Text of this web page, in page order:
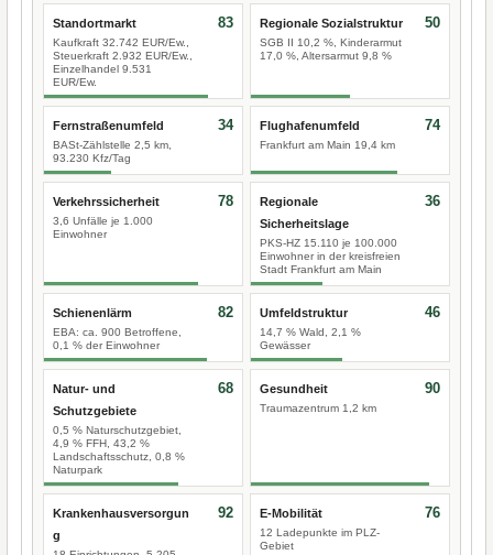
Standortmarkt
Kaufkraft 32.742 EUR/Ew.,
Steuerkraft 2.932 EUR/Ew.,
Einzelhandel 9.531
EUR/Ew.
83 Regionale Sozialstruktur
SGB II 10,2 %, Kinderarmut
17,0 %, Altersarmut 9,8 %
50
Fernstraßenumfeld
BASt-Zählstelle 2,5 km,
93.230 Kfz/Tag
34 Flughafenumfeld
Frankfurt am Main 19,4 km
74
Verkehrssicherheit
3,6 Unfälle je 1.000
Einwohner
78
Regionale
Sicherheitslage
PKS-HZ 15.110 je 100.000
Einwohner in der kreisfreien
Stadt Frankfurt am Main
36
Schienenlärm
EBA: ca. 900 Betroffene,
0,1 % der Einwohner
82 Umfeldstruktur
14,7 % Wald, 2,1 %
Gewässer
46
Natur- und
Schutzgebiete
0,5 % Naturschutzgebiet,
4,9 % FFH, 43,2 %
Landschaftsschutz, 0,8 %
Naturpark
68 Gesundheit
Traumazentrum 1,2 km
90
Krankenhausversorgun
g
92 E-Mobilität
12 Ladepunkte im PLZ-
Gebiet
76